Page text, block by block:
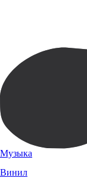
Музыка
Винил